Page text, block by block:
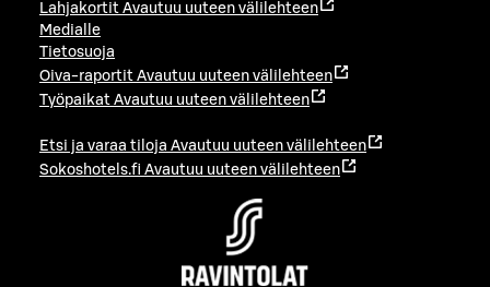
Lahjakortit Avautuu uuteen välilehteen
Medialle
Tietosuoja
Oiva-raportit Avautuu uuteen välilehteen
Työpaikat Avautuu uuteen välilehteen
Etsi ja varaa tiloja Avautuu uuteen välilehteen
Sokoshotels.fi Avautuu uuteen välilehteen